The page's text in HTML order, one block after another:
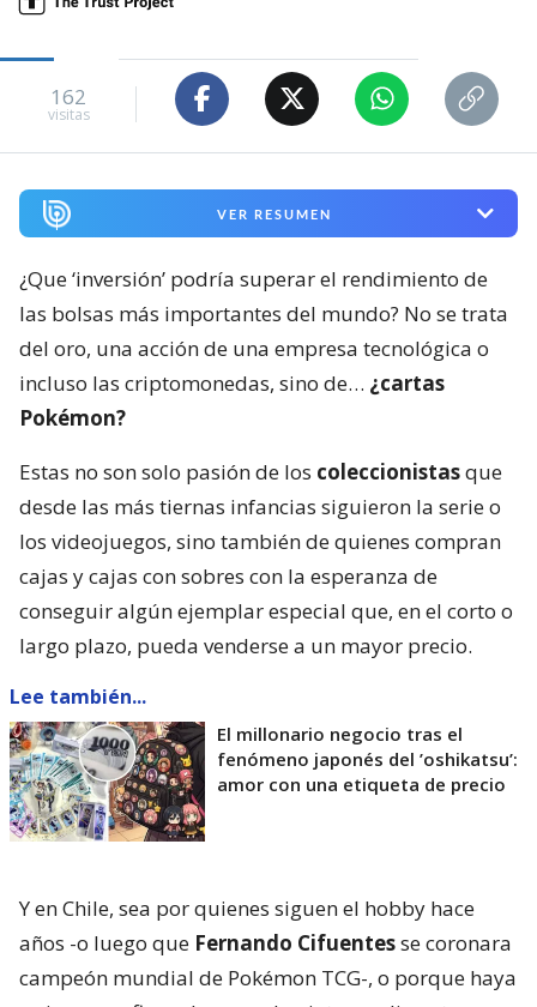
162
visitas
VER RESUMEN
¿Que ‘inversión’ podría superar el rendimiento de
las bolsas más importantes del mundo? No se trata
del oro, una acción de una empresa tecnológica o
incluso las criptomonedas, sino de… ¿cartas
Pokémon?
Estas no son solo pasión de los coleccionistasque
desde las más tiernas infancias siguieron la serie o
los videojuegos, sino también de quienes compran
cajas y cajas con sobres con la esperanza de
conseguir algún ejemplar especial que, en el corto o
largo plazo, pueda venderse a un mayor precio.
Lee también...
El millonario negocio tras el
fenómeno japonés del ’oshikatsu’:
amor con una etiqueta de precio
Y en Chile, sea por quienes siguen el hobby hace
años -o luego que Fernando Cifuentesse coronara
campeón mundial de Pokémon TCG-, o porque haya